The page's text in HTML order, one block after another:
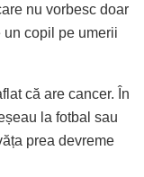
nu vorbesc doar
copil pe umerii
că are cancer. În
la fotbal sau
prea devreme